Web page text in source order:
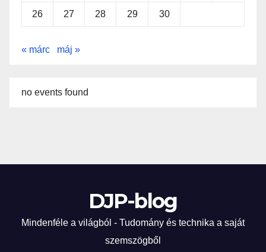
26 27 28 29 30
« márc máj »
no events found
DJP-blog
Mindenféle a világból - Tudomány és technika a saját
szemszögből